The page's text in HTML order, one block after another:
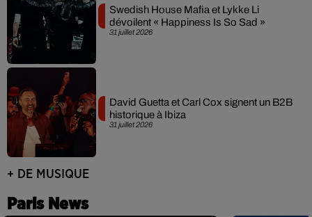
31 juillet 2026
Swedish House Mafia et Lykke Li
dévoilent « Happiness Is So Sad »
31 juillet 2026
David Guetta et Carl Cox signent un B2B
historique à Ibiza
+ DE MUSIQUE
Paris News